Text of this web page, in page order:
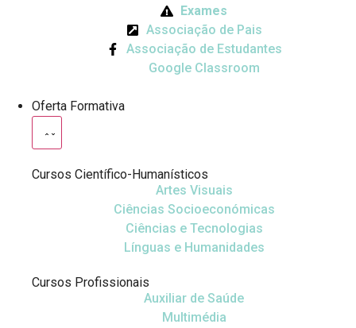
Exames
Associação de Pais
Associação de Estudantes
Google Classroom
Oferta Formativa
Cursos Científico-Humanísticos
Artes Visuais
Ciências Socioeconómicas
Ciências e Tecnologias
Línguas e Humanidades
Cursos Profissionais
Auxiliar de Saúde
Multimédia